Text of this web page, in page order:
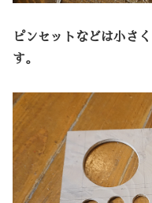
ピンセットなどは小さ
す。